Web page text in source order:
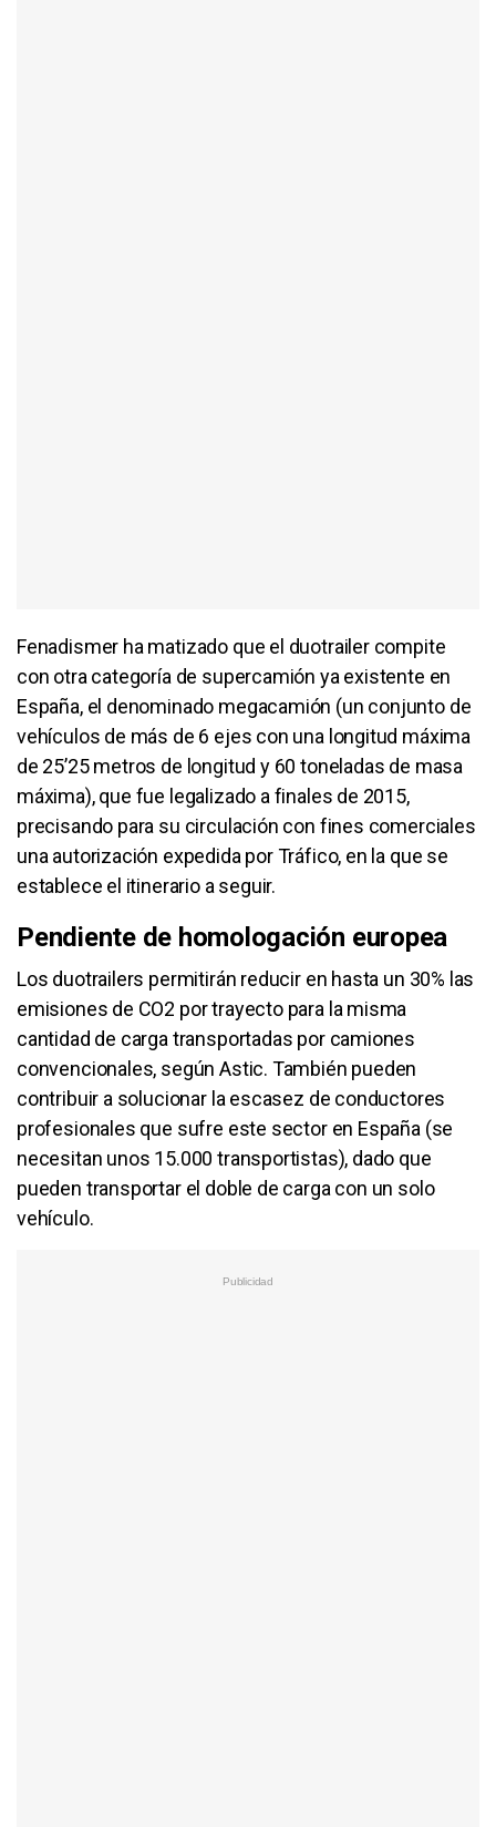
Fenadismer ha matizado que el duotrailer compite
con otra categoría de supercamión ya existente en
España, el denominado megacamión (un conjunto de
vehículos de más de 6 ejes con una longitud máxima
de 25’25 metros de longitud y 60 toneladas de masa
máxima), que fue legalizado a finales de 2015,
precisando para su circulación con fines comerciales
una autorización expedida por Tráfico, en la que se
establece el itinerario a seguir.
Pendiente de homologación europea
Los duotrailers permitirán reducir en hasta un 30% las
emisiones de CO2 por trayecto para la misma
cantidad de carga transportadas por camiones
convencionales, según Astic. También pueden
contribuir a solucionar la escasez de conductores
profesionales que sufre este sector en España (se
necesitan unos 15.000 transportistas), dado que
pueden transportar el doble de carga con un solo
vehículo.